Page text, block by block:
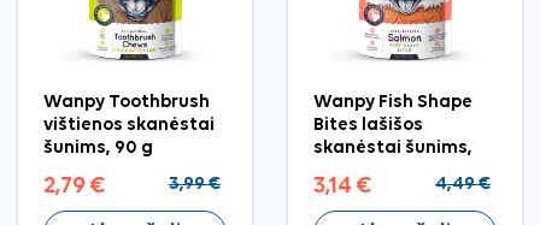
Wanpy Toothbrush
vištienos skanėstai
šunims, 90 g
2,79 € 3,99 €
Wanpy Fish Shape
Bites lašišos
skanėstai šunims,
3,14 € 4,49 €